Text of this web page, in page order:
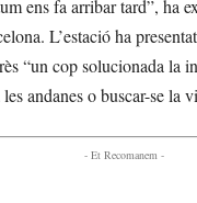
ens fa arribar tard”, ha
L’estació ha
“un cop solucionada
andanes o buscar-se la
- Et Recomanem -